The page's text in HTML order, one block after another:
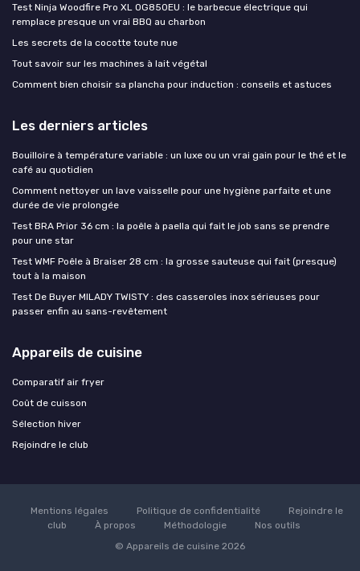
Test Ninja Woodfire Pro XL OG850EU : le barbecue électrique qui
remplace presque un vrai BBQ au charbon
Les secrets de la cocotte toute nue
Tout savoir sur les machines à lait végétal
Comment bien choisir sa plancha pour induction : conseils et astuces
Les derniers articles
Bouilloire à température variable : un luxe ou un vrai gain pour le thé et le
café au quotidien
Comment nettoyer un lave vaisselle pour une hygiène parfaite et une
durée de vie prolongée
Test BRA Prior 36 cm : la poêle à paella qui fait le job sans se prendre
pour une star
Test WMF Poêle à Braiser 28 cm : la grosse sauteuse qui fait (presque)
tout à la maison
Test De Buyer MILADY TWISTY : des casseroles inox sérieuses pour
passer enfin au sans-revêtement
Appareils de cuisine
Comparatif air fryer
Coût de cuisson
Sélection hiver
Rejoindre le club
Mentions légales Politique de confidentialité
Rejoindre le
club
À propos Méthodologie
Nos outils
© Appareils de cuisine 2026